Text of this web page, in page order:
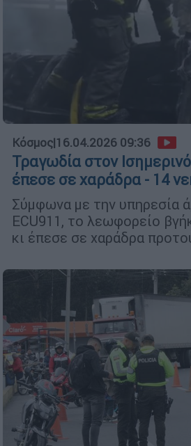
Κόσμος|16.04.2026 09:36
Τραγωδία στον
έπεσε σε χαράδρα - 14
Σύμφωνα με την υπηρεσία
ECU911, το λεωφορείο
κι έπεσε σε χαράδρα